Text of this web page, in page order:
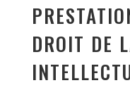
DROIT DE